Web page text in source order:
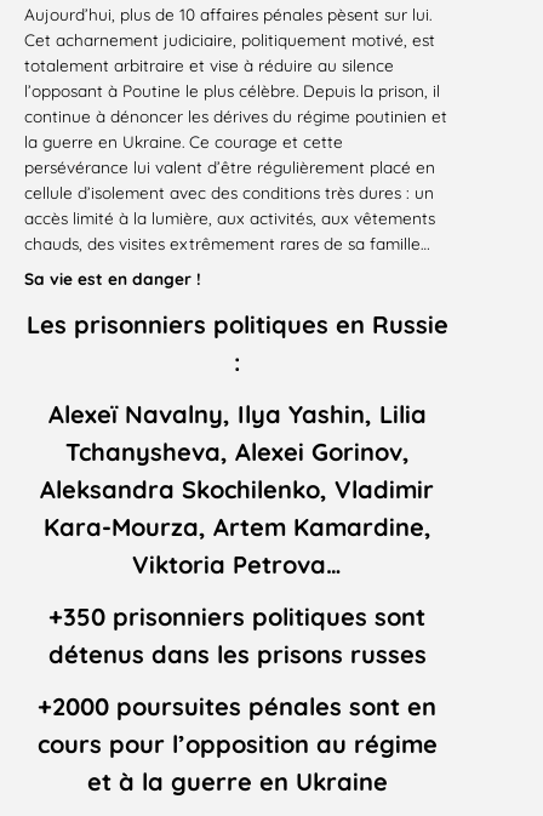
Aujourd’hui, plus de 10 affaires pénales pèsent sur lui.
Cet acharnement judiciaire, politiquement motivé, est
totalement arbitraire et vise à réduire au silence
l’opposant à Poutine le plus célèbre. Depuis la prison, il
continue à dénoncer les dérives du régime poutinien et
la guerre en Ukraine. Ce courage et cette
persévérance lui valent d’être régulièrement placé en
cellule d’isolement avec des conditions très dures : un
accès limité à la lumière, aux activités, aux vêtements
chauds, des visites extrêmement rares de sa famille…
Sa vie est en danger !
Les prisonniers politiques en Russie
:
Alexeï Navalny, Ilya Yashin, Lilia
Tchanysheva, Alexei Gorinov,
Aleksandra Skochilenko, Vladimir
Kara-Mourza, Artem Kamardine,
Viktoria Petrova…
+350 prisonniers politiques sont
détenus dans les prisons russes
+2000 poursuites pénales sont en
cours pour l’opposition au régime
et à la guerre en Ukraine